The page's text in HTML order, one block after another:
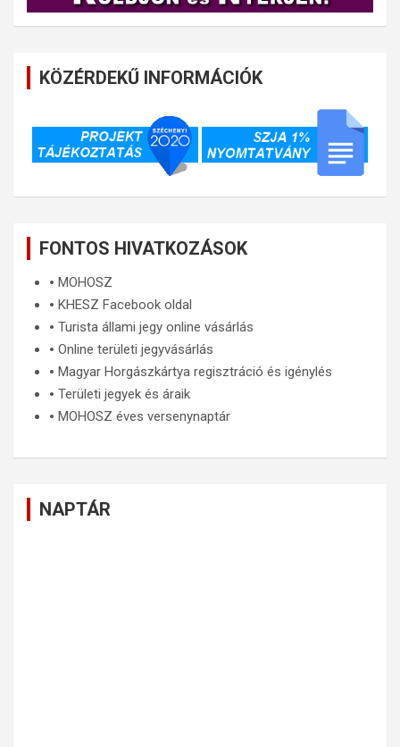
KÖZÉRDEKŰ INFORMÁCIÓK
FONTOS HIVATKOZÁSOK
🞄 MOHOSZ
🞄 KHESZ Facebook oldal
🞄 Turista állami jegy online vásárlás
🞄 Online területi jegyvásárlás
🞄 Magyar Horgászkártya regisztráció és igénylés
🞄 Területi jegyek és áraik
🞄 MOHOSZ éves versenynaptár
NAPTÁR